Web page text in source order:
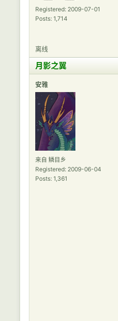
Registered: 2009-07-01
Posts: 1,714
离线
月影之翼
安雅
来自 鳞目乡
Registered: 2009-06-04
Posts: 1,361